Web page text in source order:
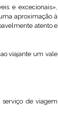
e excecionais»,
aproximação à
atento e
viajante um vale
de viagem